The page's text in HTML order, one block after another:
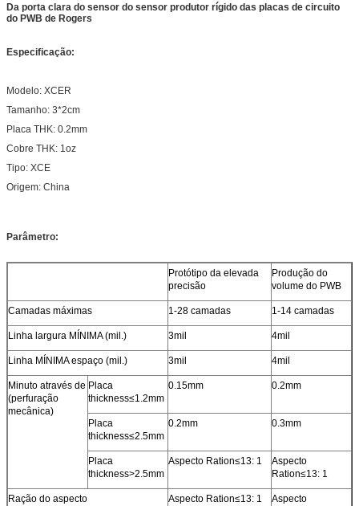
Da porta clara do sensor do sensor produtor rígido das placas de circuito
do PWB de Rogers
Especificação:
Modelo: XCER
Tamanho: 3*2cm
Placa THK: 0.2mm
Cobre THK: 1oz
Tipo: XCE
Origem: China
Parâmetro:
Protótipo da elevada
precisão
Produção do
volume do PWB
Camadas máximas 1-28 camadas 1-14 camadas
Linha largura MÍNIMA (mil.) 3mil 4mil
Linha MÍNIMA espaço (mil.) 3mil 4mil
Minuto através de
(perfuração
mecânica)
Placa
thickness≤1.2mm
0.15mm 0.2mm
Placa
thickness≤2.5mm
0.2mm 0.3mm
Placa
thickness>2.5mm
Aspecto Ration≤13: 1
Aspecto
Ration≤13: 1
Ração do aspecto Aspecto Ration≤13: 1
Aspecto